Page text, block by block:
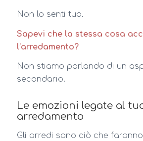
Non lo senti tuo.
Sapevi che la stessa cosa
l’arredamento?
Non stiamo parlando di un
secondario.
Le emozioni legate al
arredamento
Gli arredi sono ciò che